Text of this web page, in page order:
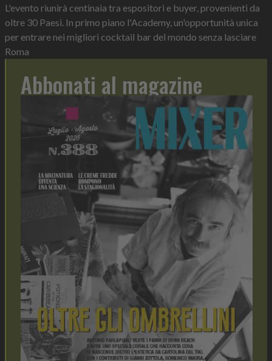
L'evento riunirà centinaia tra espositori e buyer, provenienti da
oltre 30 Paesi. In primo piano l'Academy, un'opportunità unica
per entrare nei migliori cocktail bar del mondo senza lasciare
Roma
Abbonati al magazine